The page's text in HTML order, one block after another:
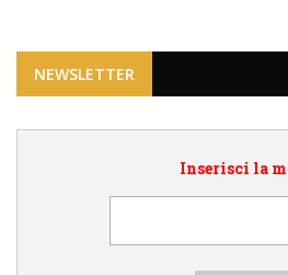
NEWSLETTER
Inserisci la